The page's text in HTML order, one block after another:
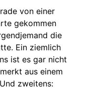
von einer
gekommen
die
Ein ziemlich
ist es gar nicht
aus einem
zweitens: